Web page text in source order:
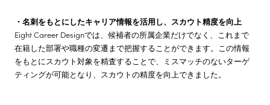
・名刺をもとにしたキャリア情報を活用し、スカウト精度を向上
Eight Career Designでは、候補者の所属企業だけでなく、これまで
在籍した部署や職種の変遷まで把握することができます。この情報
をもとにスカウト対象を精査することで、ミスマッチのないターゲ
ティングが可能となり、スカウトの精度を向上できました。